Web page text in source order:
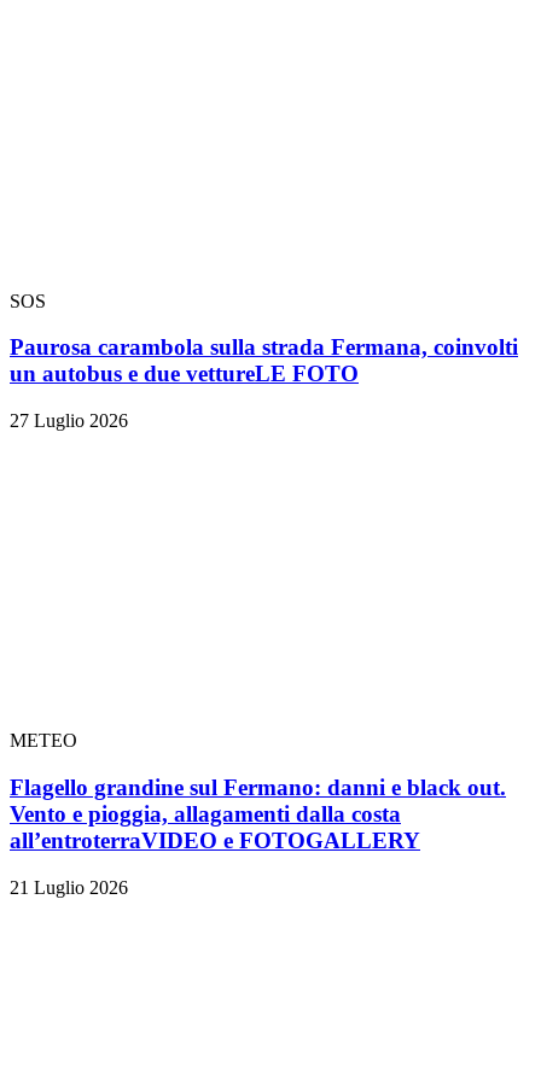
SOS
Paurosa carambola sulla strada Fermana, coinvolti
un autobus e due vettureLE FOTO
27 Luglio 2026
METEO
Flagello grandine sul Fermano: danni e black out.
Vento e pioggia, allagamenti dalla costa
all’entroterraVIDEO e FOTOGALLERY
21 Luglio 2026